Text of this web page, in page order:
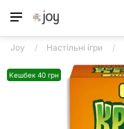
Joy Настільні ігри
Кешбек 40 грн